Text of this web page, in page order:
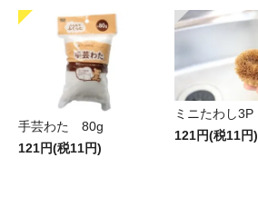
手芸わた 80g
121円(税11円)
ミニたわし3P
121円(税11円)